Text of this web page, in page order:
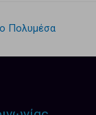
Πολυμέσα